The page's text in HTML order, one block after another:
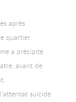
après
quartier
a précipité
avant de
suicide